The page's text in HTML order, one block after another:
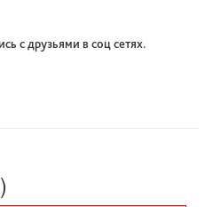
с друзьями в соц сетях.